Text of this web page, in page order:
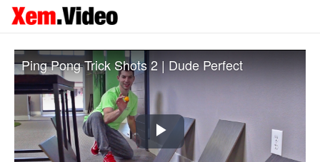
Play
Ping Pong Trick Shots 2 | Dude Perfect